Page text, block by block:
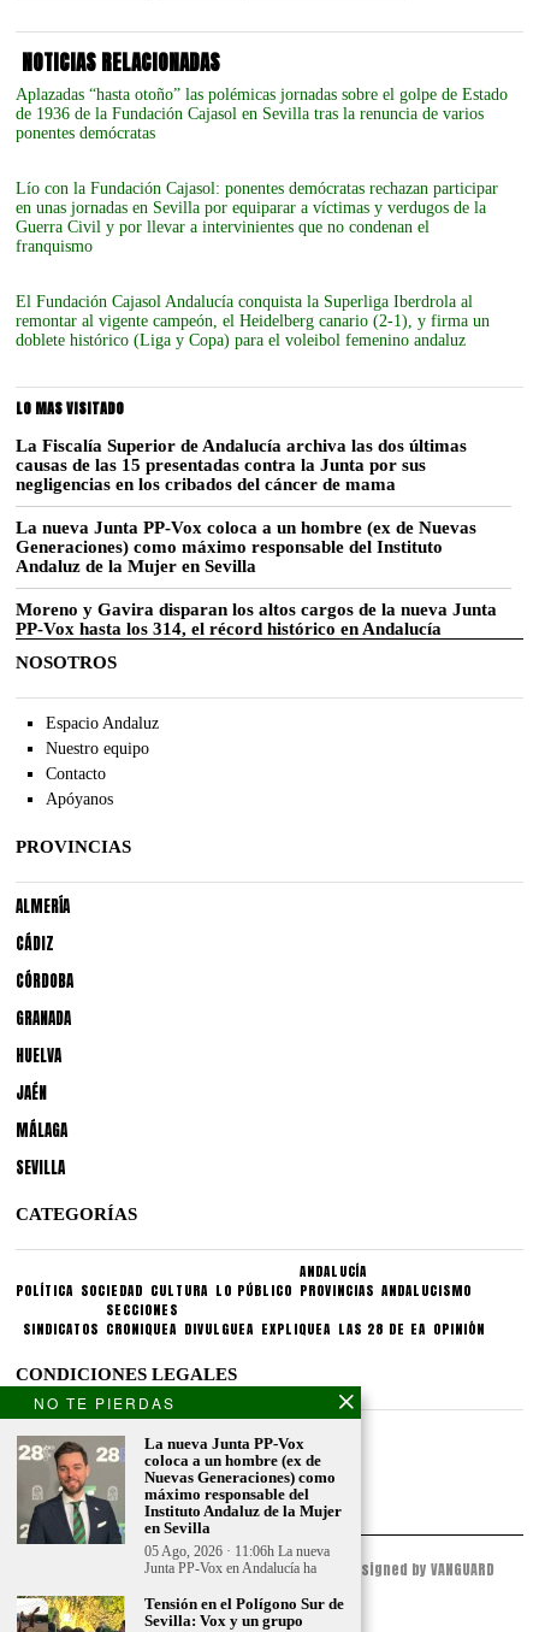
NOTICIAS RELACIONADAS
Aplazadas “hasta otoño” las polémicas jornadas sobre el golpe de Estado
de 1936 de la Fundación Cajasol en Sevilla tras la renuncia de varios
ponentes demócratas
Lío con la Fundación Cajasol: ponentes demócratas rechazan participar
en unas jornadas en Sevilla por equiparar a víctimas y verdugos de la
Guerra Civil y por llevar a intervinientes que no condenan el
franquismo
El Fundación Cajasol Andalucía conquista la Superliga Iberdrola al
remontar al vigente campeón, el Heidelberg canario (2-1), y firma un
doblete histórico (Liga y Copa) para el voleibol femenino andaluz
LO MAS VISITADO
La Fiscalía Superior de Andalucía archiva las dos últimas
causas de las 15 presentadas contra la Junta por sus
negligencias en los cribados del cáncer de mama
La nueva Junta PP-Vox coloca a un hombre (ex de Nuevas
Generaciones) como máximo responsable del Instituto
Andaluz de la Mujer en Sevilla
Moreno y Gavira disparan los altos cargos de la nueva Junta
PP-Vox hasta los 314, el récord histórico en Andalucía
NOSOTROS
Espacio Andaluz
Nuestro equipo
Contacto
Apóyanos
PROVINCIAS
ALMERÍA
CÁDIZ
CÓRDOBA
GRANADA
HUELVA
JAÉN
MÁLAGA
SEVILLA
CATEGORÍAS
POLÍTICA SOCIEDAD CULTURA LO PÚBLICO
ANDALUCÍA
PROVINCIAS ANDALUCISMO
SINDICATOS
SECCIONES
CRONIQUEA DIVULGUEA EXPLIQUEA LAS 28 DE EA OPINIÓN
CONDICIONES LEGALES
Aviso legal
Politica de privacidad
Politica de condiciones
© 2023 - ESPACIO ANDALUZ - All Rights Reserved. Designed by VANGUARD
NO TE PIERDAS
La nueva Junta PP-Vox
coloca a un hombre (ex de
Nuevas Generaciones) como
máximo responsable del
Instituto Andaluz de la Mujer
en Sevilla
05 Ago, 2026 · 11:06h La nueva
Junta PP-Vox en Andalucía ha
Tensión en el Polígono Sur de
Sevilla: Vox y un grupo